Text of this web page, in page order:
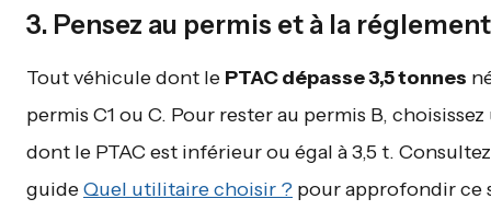
3. Pensez au permis et à la
Tout véhicule dont le PTAC dépasse 3,5 tonnes
permis C1 ou C. Pour rester au permis B,
dont le PTAC est inférieur ou égal à 3,5 t.
guideQuel utilitaire choisir ? pour approfondir ce